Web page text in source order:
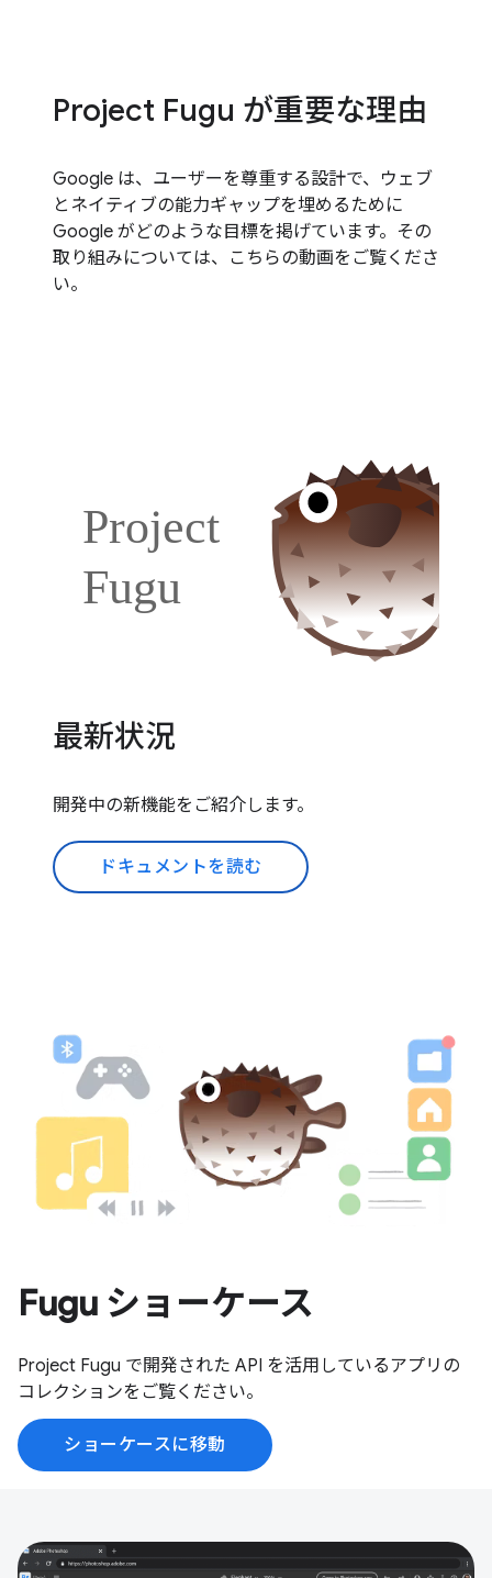
Project Fugu が重要な理由
Google は、ユーザーを尊重する設計で、ウェブ
とネイティブの能力ギャップを埋めるために
Google がどのような目標を掲げています。その
取り組みについては、こちらの動画をご覧くださ
い。
最新状況
開発中の新機能をご紹介します。
ドキュメントを読む
Fugu ショーケース
Project Fugu で開発された API を活用しているアプリの
コレクションをご覧ください。
ショーケースに移動